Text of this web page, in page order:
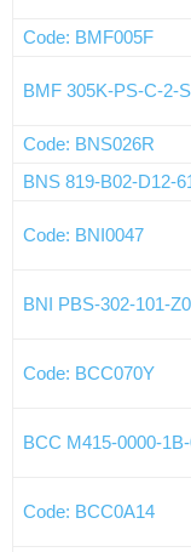
Code: BMF005F
BMF 305K-PS-C-2-
Code: BNS026R
BNS 819-B02-D12-
Code: BNI0047
BNI PBS-302-101-
Code: BCC070Y
BCC M415-0000-
Code: BCC0A14